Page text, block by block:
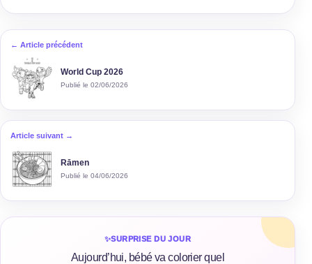
← Article précédent
World Cup 2026
Publié le 02/06/2026
Article suivant →
Rāmen
Publié le 04/06/2026
✨SURPRISE DU JOUR
Aujourd’hui, bébé va colorier quel